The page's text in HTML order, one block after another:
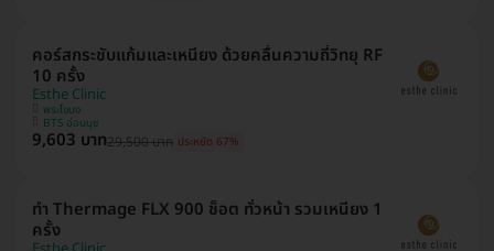
คอร์สกระชับแก้มและเหนียง ด้วยคลื่นความถี่วิทยุ RF
10 ครั้ง
Esthe Clinic
พระโขนง
BTS อ่อนนุช
9,603 บาท29,500 บาท ประหยัด 67%
ทำ Thermage FLX 900 ช็อต ทั่วหน้า รวมเหนียง 1
ครั้ง